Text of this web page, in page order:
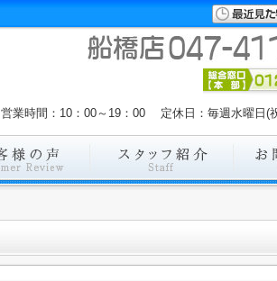
営業時間：10：00～19：00 定休日：毎週水曜日(